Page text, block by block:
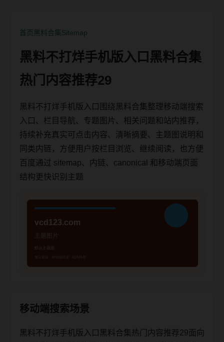
首页黑料合集Sitemap
黑料不打烊手机版入口黑料合集
热门内容推荐29
黑料不打烊手机版入口围绕黑料合集整理移动端搜索
入口、栏目导航、专题图片、相关问题和站内推荐，
持续补充真实可点击内容、清晰摘要、主题图说明和
同类内链，方便用户按栏目浏览、继续阅读，也方便
百度通过 sitemap、内链、canonical 和移动端页面
结构更快识别主题
移动端搜索场景
黑料不打烊手机版入口黑料合集热门内容推荐29面向